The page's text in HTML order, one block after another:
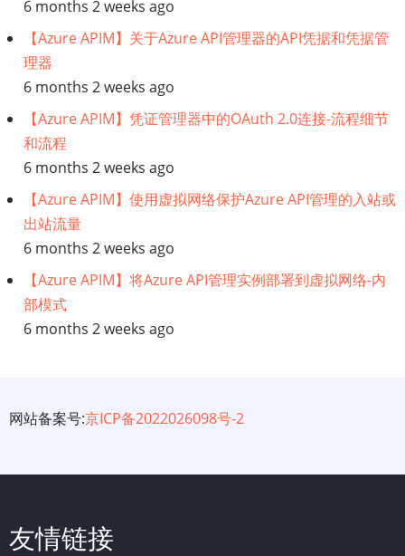
6 months 2 weeks ago
【Azure APIM】关于Azure API管理器的API凭据和凭据管
理器
6 months 2 weeks ago
【Azure APIM】凭证管理器中的OAuth 2.0连接-流程细节
和流程
6 months 2 weeks ago
【Azure APIM】使用虚拟网络保护Azure API管理的入站或
出站流量
6 months 2 weeks ago
【Azure APIM】将Azure API管理实例部署到虚拟网络-内
部模式
6 months 2 weeks ago
网站备案号:京ICP备2022026098号-2
友情链接